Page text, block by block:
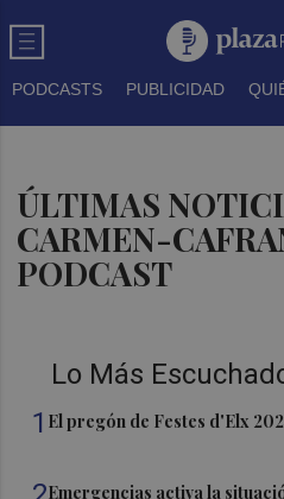
PODCASTS PUBLICIDAD
ÚLTIMAS
CARMEN-
PODCAST
Lo Más
1 El pregón de Festes d'Elx
Emergencias activa la